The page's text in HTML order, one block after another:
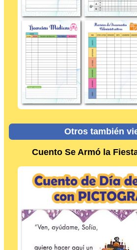
Otros también
Cuento Se Armó la